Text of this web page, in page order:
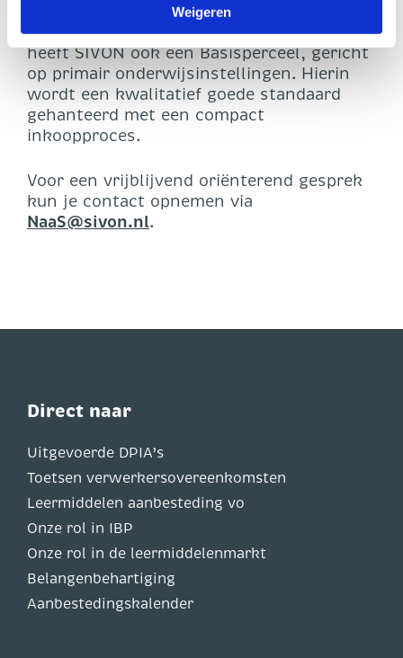
Weigeren
voortgezet onderwijs en/of besturen met
aanvullende wensen en eisen. Daarnaast
heeft SIVON ook een Basisperceel, gericht
op primair onderwijsinstellingen. Hierin
wordt een kwalitatief goede standaard
gehanteerd met een compact
inkoopproces.
Voor een vrijblijvend oriënterend gesprek
kun je contact opnemen via
NaaS@sivon.nl.
Direct naar
Uitgevoerde DPIA’s
Toetsen verwerkersovereenkomsten
Leermiddelen aanbesteding vo
Onze rol in IBP
Onze rol in de leermiddelenmarkt
Belangenbehartiging
Aanbestedingskalender